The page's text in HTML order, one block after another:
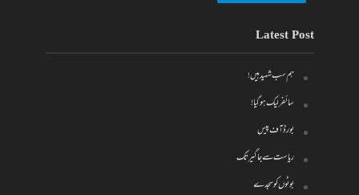
Latest Post
ہم سب شہید ہیں!
سائفر لیک ہو گیا!
بورڈ آف پیس
ریاست سے جاگیر تک
بوٹوں کو سجدے